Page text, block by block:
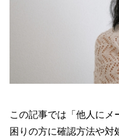
この記事では「他人にメ
困りの方に確認方法や対